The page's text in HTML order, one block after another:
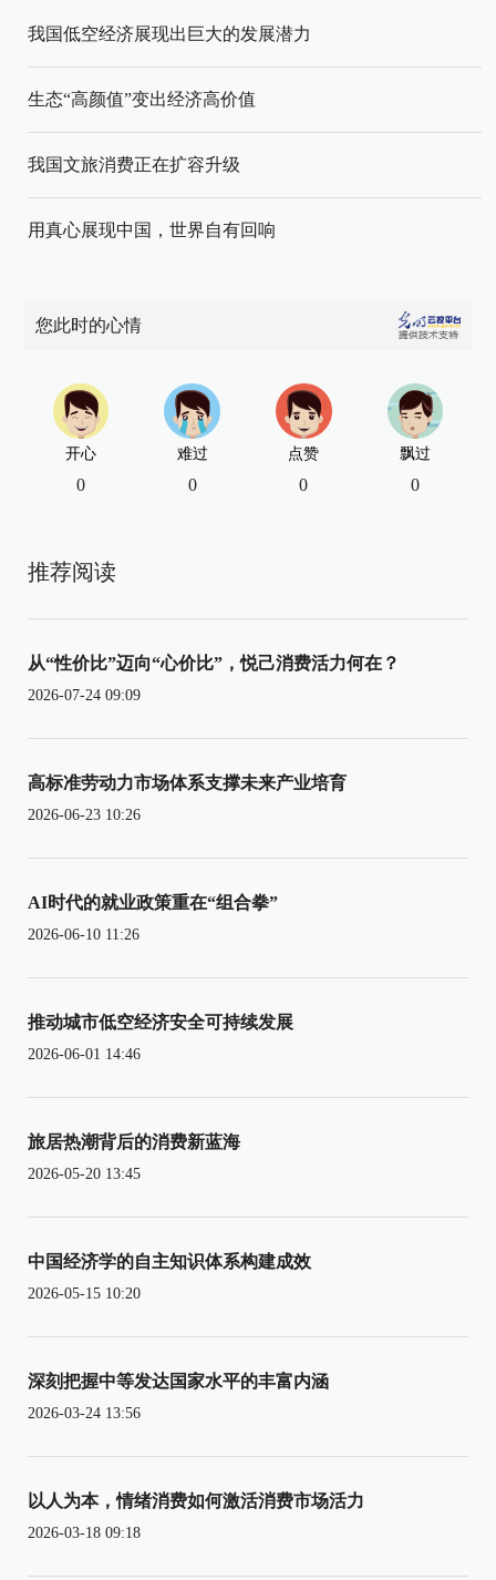
我国低空经济展现出巨大的发展潜力
生态“高颜值”变出经济高价值
我国文旅消费正在扩容升级
用真心展现中国，世界自有回响
您此时的心情
开心
0
难过
0
点赞
0
飘过
0
推荐阅读
从“性价比”迈向“心价比”，悦己消费活力何在？
2026-07-24 09:09
高标准劳动力市场体系支撑未来产业培育
2026-06-23 10:26
AI时代的就业政策重在“组合拳”
2026-06-10 11:26
推动城市低空经济安全可持续发展
2026-06-01 14:46
旅居热潮背后的消费新蓝海
2026-05-20 13:45
中国经济学的自主知识体系构建成效
2026-05-15 10:20
深刻把握中等发达国家水平的丰富内涵
2026-03-24 13:56
以人为本，情绪消费如何激活消费市场活力
2026-03-18 09:18